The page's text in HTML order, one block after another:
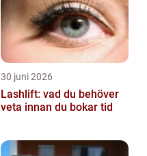
30 juni 2026
Lashlift: vad du behöver
veta innan du bokar tid